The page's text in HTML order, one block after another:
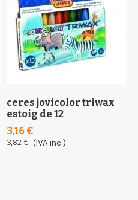
ceres jovicolor triwax
estoig de 12
3,16 €
3,82 € (IVA inc.)